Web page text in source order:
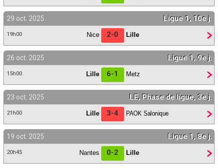
29 oct. 2025 Ligue 1, 10e j.
19h00 Nice 2-0 Lille
26 oct. 2025 Ligue 1, 9e j.
15h00 Lille 6-1 Metz
23 oct. 2025 LE, Phase de ligue, 3e j.
21h00 Lille 3-4 PAOK Salonique
19 oct. 2025 Ligue 1, 8e j.
20h45 Nantes 0-2 Lille